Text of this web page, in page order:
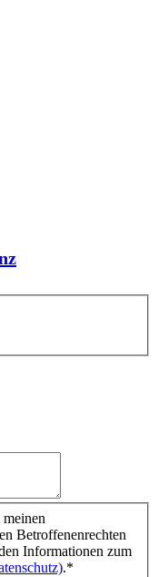
Betroffenenrechten
Informationen zum
.*